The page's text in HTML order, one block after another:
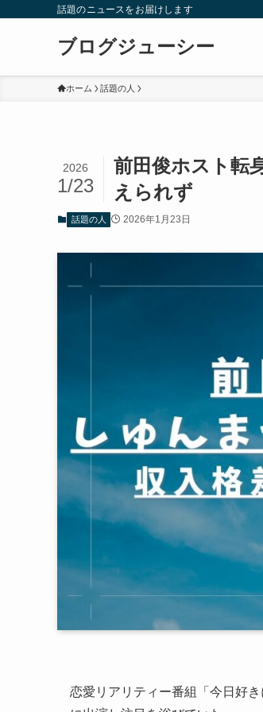
話題のニュースをお届けします
ブログジューシー
ホーム 話題の人
前田俊ホスト転
えられず
2026
1/23
話題の人 2026年1月23日
恋愛リアリティー番組「今日好き